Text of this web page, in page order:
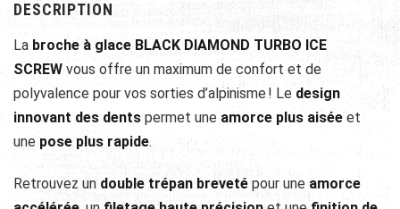
DESCRIPTION
La broche à glace BLACK DIAMOND TURBO ICE
SCREW vous offre un maximum de confort et de
polyvalence pour vos sorties d’alpinisme ! Le design
innovant des dents permet une amorce plus aisée et
une pose plus rapide.
Retrouvez un double trépan breveté pour une amorce